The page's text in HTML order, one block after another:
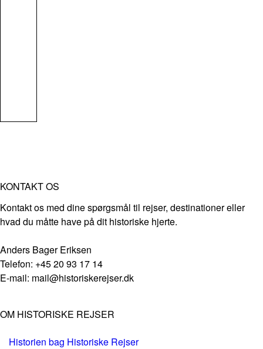
KONTAKT OS
Kontakt os med dine spørgsmål til rejser, destinationer eller
hvad du måtte have på dit historiske hjerte.
Anders Bager Eriksen
Telefon: +45 20 93 17 14
E-mail: mail@historiskerejser.dk
OM HISTORISKE REJSER
Historien bag Historiske Rejser